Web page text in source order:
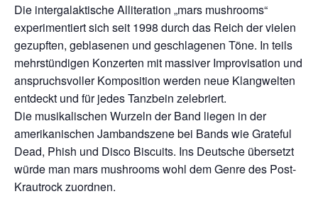
Die intergalaktische Alliteration „mars mushrooms“
experimentiert sich seit 1998 durch das Reich der vielen
gezupften, geblasenen und geschlagenen Töne. In teils
mehrstündigen Konzerten mit massiver Improvisation und
anspruchsvoller Komposition werden neue Klangwelten
entdeckt und für jedes Tanzbein zelebriert.
Die musikalischen Wurzeln der Band liegen in der
amerikanischen Jambandszene bei Bands wie Grateful
Dead, Phish und Disco Biscuits. Ins Deutsche übersetzt
würde man mars mushrooms wohl dem Genre des Post-
Krautrock zuordnen.